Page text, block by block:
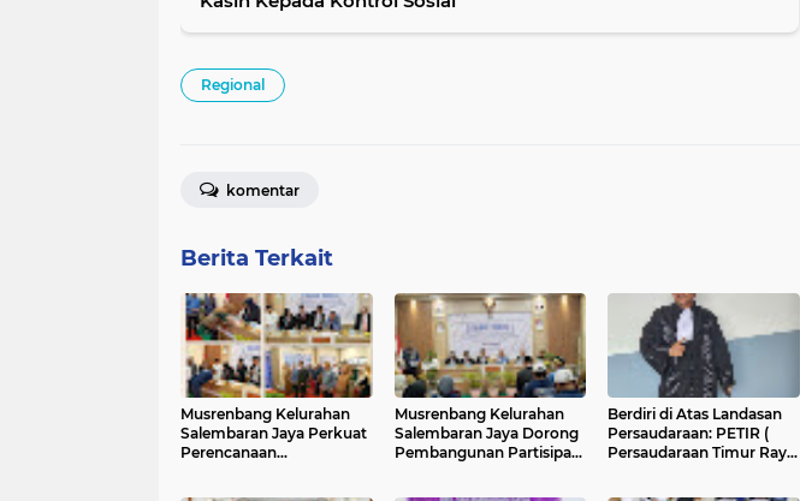
Regional
komentar
Berita Terkait
Musrenbang Kelurahan
Salembaran Jaya Perkuat
Perencanaan
Musrenbang Kelurahan
Salembaran Jaya Dorong
Pembangunan Partisipatif
Berdiri di Atas Landasan
Persaudaraan: PETIR (
Persaudaraan Timur Raya